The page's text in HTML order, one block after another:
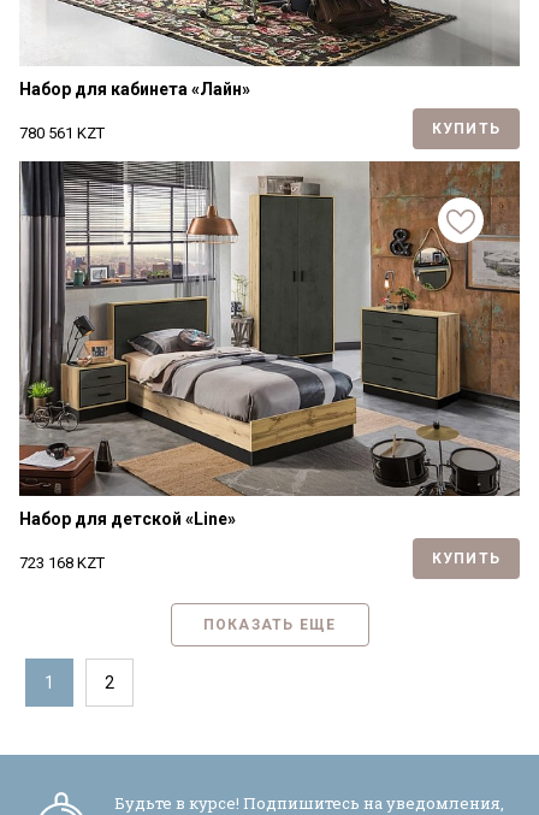
Я ознакомлен сПолитикойв отношении
обработки персональных данных и
согласен на их обработку.
Набор для кабинета «Лайн»
780 561 KZT КУПИТЬ
Набор для детской «Line»
723 168 KZT КУПИТЬ
ПОКАЗАТЬ ЕЩЕ
1 2
Будьте в курсе! Подпишитесь на уведомления,